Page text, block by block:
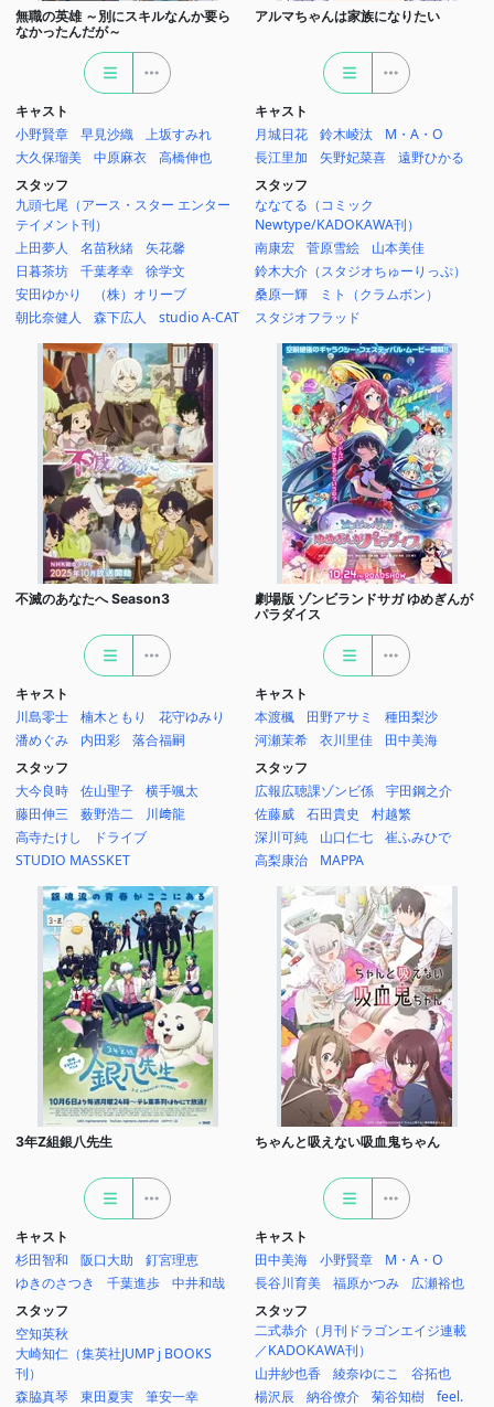
無職の英雄 ～別にスキルなんか要ら
なかったんだが～
キャスト
小野賢章
早見沙織
上坂すみれ
大久保瑠美
中原麻衣
高橋伸也
スタッフ
九頭七尾（アース・スター エンター
テイメント刊）
上田夢人
名苗秋緒
矢花馨
日暮茶坊
千葉孝幸
徐学文
安田ゆかり
（株）オリーブ
朝比奈健人
森下広人 studio A-CAT
アルマちゃんは家族になりたい
キャスト
月城日花
鈴木崚汰
M・A・O
長江里加
矢野妃菜喜
遠野ひかる
スタッフ
ななてる（コミック
Newtype/KADOKAWA刊）
南康宏
菅原雪絵
山本美佳
鈴木大介（スタジオちゅーりっぷ）
桑原一輝
ミト（クラムボン）
スタジオフラッド
不滅のあなたへ Season3
キャスト
川島零士
楠木ともり
花守ゆみり
潘めぐみ
内田彩
落合福嗣
スタッフ
大今良時
佐山聖子
横手颯太
藤田伸三
薮野浩二
川﨑龍
高寺たけし
ドライブ
STUDIO MASSKET
劇場版 ゾンビランドサガ ゆめぎんが
パラダイス
キャスト
本渡楓
田野アサミ
種田梨沙
河瀬茉希
衣川里佳
田中美海
スタッフ
広報広聴課ゾンビ係
宇田鋼之介
佐藤威
石田貴史
村越繁
深川可純
山口仁七
崔ふみひで
高梨康治
MAPPA
3年Z組銀八先生
キャスト
杉田智和
阪口大助
釘宮理恵
ゆきのさつき
千葉進歩
中井和哉
スタッフ
空知英秋
大崎知仁（集英社JUMP j BOOKS
刊）
森脇真琴
東田夏実
筆安一幸
ちゃんと吸えない吸血鬼ちゃん
キャスト
田中美海
小野賢章
M・A・O
長谷川育美
福原かつみ
広瀬裕也
スタッフ
二式恭介（月刊ドラゴンエイジ連載
／KADOKAWA刊）
山井紗也香
綾奈ゆにこ
谷拓也
楊沢辰
納谷僚介 菊谷知樹 feel.